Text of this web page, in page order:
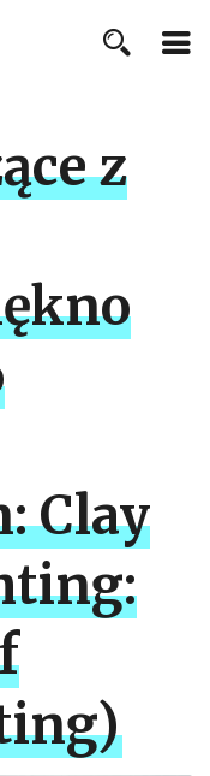
z
Clay